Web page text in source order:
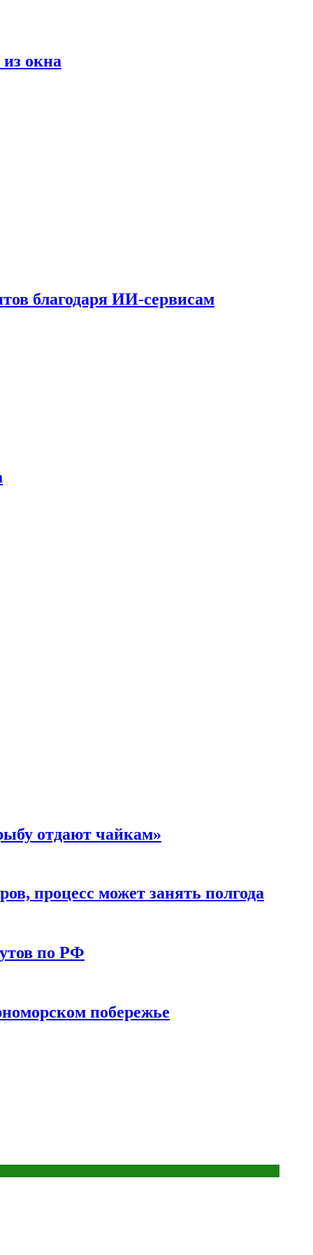
окна
благодаря ИИ-сервисам
отдают чайкам»
процесс может занять полгода
по РФ
побережье